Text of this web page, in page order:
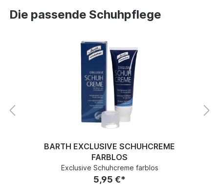
Die passende Schuhpflege
BARTH EXCLUSIVE SCHUHCREME
FARBLOS
Exclusive Schuhcreme farblos
5,95 €*